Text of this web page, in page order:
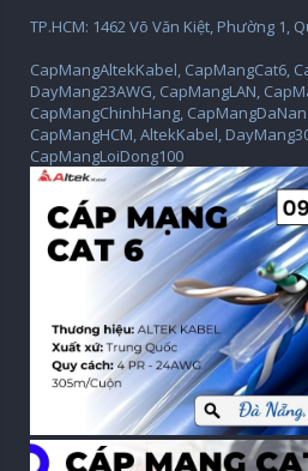
TP.HCM: 1462 Võ Văn Kiệt, Phường 1,
CapMangAltekKabel, CapMangCat6,
DayMang23AWG, CapMangLAN,
CapMangChinhHang,
CapMangHCM, AltekKabel,
CapMangLoiDong100